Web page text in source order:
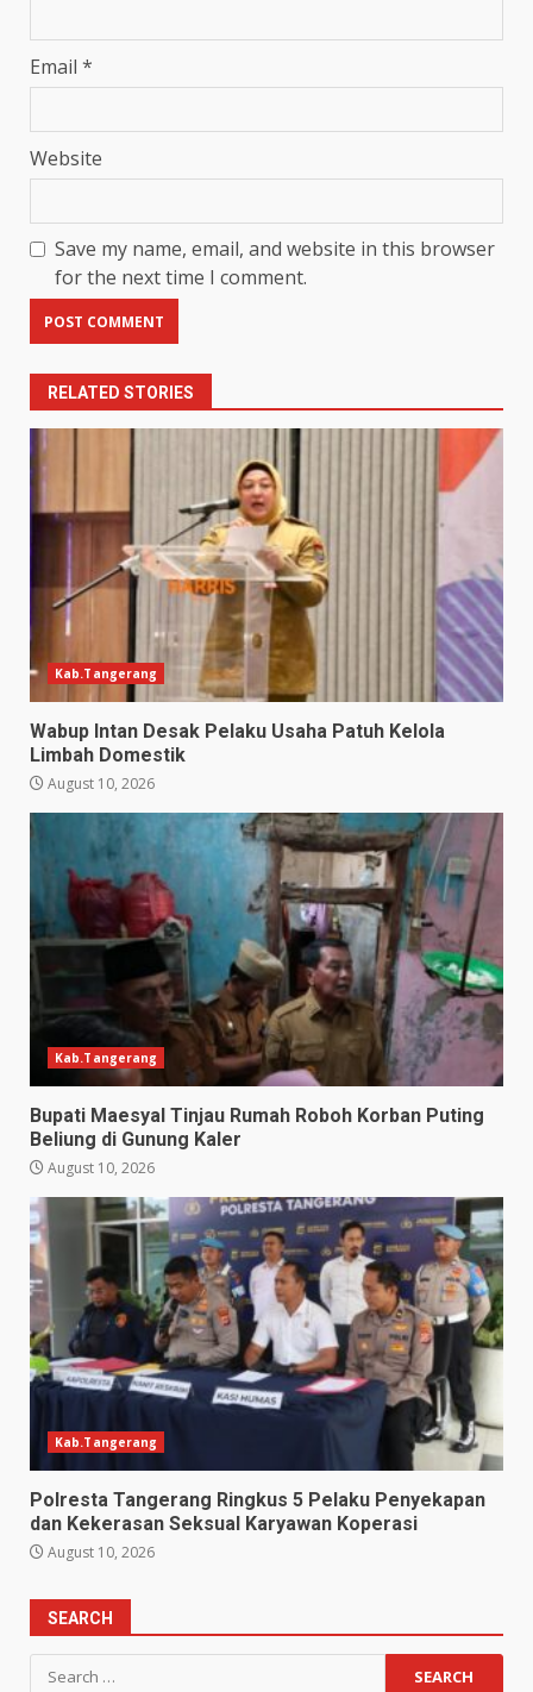
Email *
Website
Save my name, email, and website in this browser
for the next time I comment.
RELATED STORIES
Kab.Tangerang
Wabup Intan Desak Pelaku Usaha Patuh Kelola
Limbah Domestik
August 10, 2026
Kab.Tangerang
Bupati Maesyal Tinjau Rumah Roboh Korban Puting
Beliung di Gunung Kaler
August 10, 2026
Kab.Tangerang
Polresta Tangerang Ringkus 5 Pelaku Penyekapan
dan Kekerasan Seksual Karyawan Koperasi
August 10, 2026
SEARCH
Search